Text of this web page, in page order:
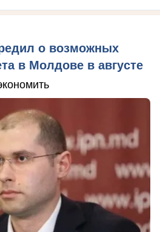
о возможных
в Молдове в августе